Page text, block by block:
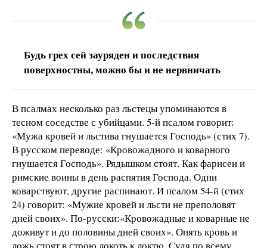
Будь грех сей зауряден и последствия
поверхностны, можно бы и не нервничать
В псалмах несколько раз льстецы упоминаются в
тесном соседстве с убийцами. 5-й псалом говорит:
«Мужа кровей и льстива гнушается Господь» (стих 7).
В русском переводе: «Кровожадного и коварного
гнушается Господь». Рядышком стоят. Как фарисеи и
римские воины в день распятия Господа. Одни
коварствуют, другие распинают. И псалом 54-й (стих
24) говорит: «Мужие кровей и льсти не преполовят
дней своих». По-русски:«Кровожадные и коварные не
доживут и до половины дней своих». Опять кровь и